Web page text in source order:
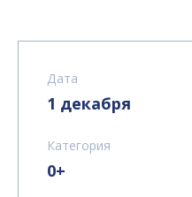
Дата
1 декабря
Категория
0+